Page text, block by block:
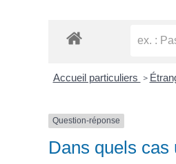
Accueil particuliers >
Question-réponse
Dans quels